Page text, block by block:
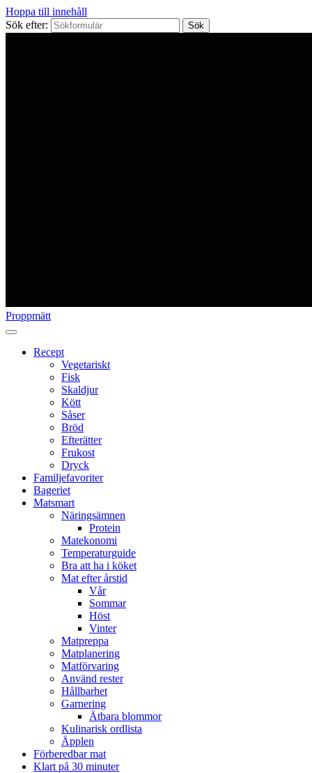
Hoppa till innehåll
Sök efter:
Proppmätt
Recept
Vegetariskt
Fisk
Skaldjur
Kött
Såser
Bröd
Efterätter
Frukost
Dryck
Familjefavoriter
Bageriet
Matsmart
Näringsämnen
Protein
Matekonomi
Temperaturguide
Bra att ha i köket
Mat efter årstid
Vår
Sommar
Höst
Vinter
Matpreppa
Matplanering
Matförvaring
Använd rester
Hållbarhet
Garnering
Ätbara blommor
Kulinarisk ordlista
Äpplen
Förberedbar mat
Klart på 30 minuter